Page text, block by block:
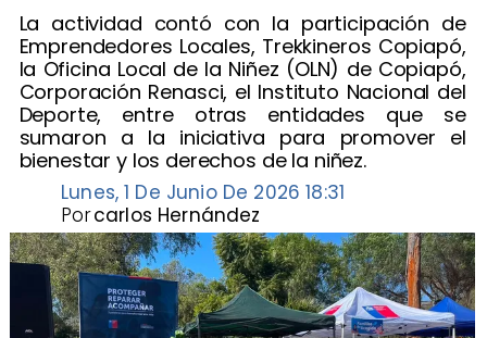
La actividad contó con la participación de
Emprendedores Locales, Trekkineros Copiapó,
la Oficina Local de la Niñez (OLN) de Copiapó,
Corporación Renasci, el Instituto Nacional del
Deporte, entre otras entidades que se
sumaron a la iniciativa para promover el
bienestar y los derechos de la niñez.
Lunes, 1 De Junio De 2026 18:31
carlos Hernández
Por